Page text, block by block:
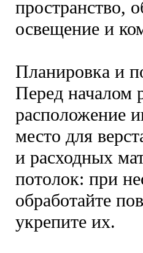
пространство,
освещение и
Планировка и
Перед началом
расположение
место для
и расходных
потолок: при
обработайте
укрепите их.